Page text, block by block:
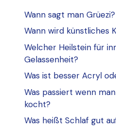
Wann sagt man Grüezi?
Wann wird künstliches
Welcher Heilstein für
Gelassenheit?
Was ist besser Acryl
Was passiert wenn
kocht?
Was heißt Schlaf gut